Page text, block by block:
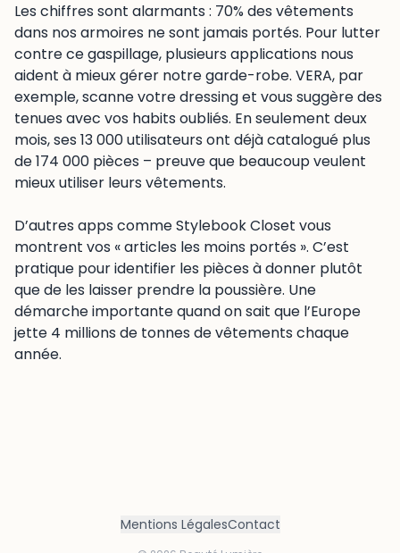
Les chiffres sont alarmants : 70% des vêtements
dans nos armoires ne sont jamais portés. Pour lutter
contre ce gaspillage, plusieurs applications nous
aident à mieux gérer notre garde-robe. VERA, par
exemple, scanne votre dressing et vous suggère des
tenues avec vos habits oubliés. En seulement deux
mois, ses 13 000 utilisateurs ont déjà catalogué plus
de 174 000 pièces – preuve que beaucoup veulent
mieux utiliser leurs vêtements.
D’autres apps comme Stylebook Closet vous
montrent vos « articles les moins portés ». C’est
pratique pour identifier les pièces à donner plutôt
que de les laisser prendre la poussière. Une
démarche importante quand on sait que l’Europe
jette 4 millions de tonnes de vêtements chaque
année.
Mentions LégalesContact